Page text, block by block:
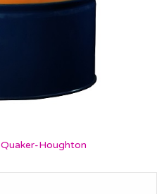
Quaker-Houghton